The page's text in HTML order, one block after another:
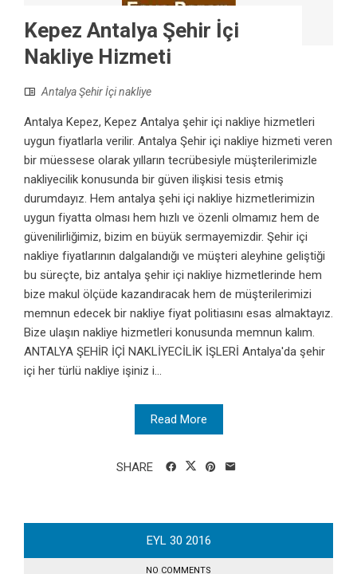
Kepez Antalya Şehir İçi
Nakliye Hizmeti
Antalya Şehir İçi nakliye
Antalya Kepez, Kepez Antalya şehir içi nakliye hizmetleri
uygun fiyatlarla verilir. Antalya Şehir içi nakliye hizmeti veren
bir müessese olarak yılların tecrübesiyle müşterilerimizle
nakliyecilik konusunda bir güven ilişkisi tesis etmiş
durumdayız. Hem antalya şehi içi nakliye hizmetlerimizin
uygun fiyatta olması hem hızlı ve özenli olmamız hem de
güvenilirliğimiz, bizim en büyük sermayemizdir. Şehir içi
nakliye fiyatlarının dalgalandığı ve müşteri aleyhine geliştiği
bu süreçte, biz antalya şehir içi nakliye hizmetlerinde hem
bize makul ölçüde kazandıracak hem de müşterilerimizi
memnun edecek bir nakliye fiyat politiasını esas almaktayız.
Bize ulaşın nakliye hizmetleri konusunda memnun kalım.
ANTALYA ŞEHİR İÇİ NAKLİYECİLİK İŞLERİ Antalya'da şehir
içi her türlü nakliye işiniz i...
Read More
SHARE
EYL 30 2016
NO COMMENTS